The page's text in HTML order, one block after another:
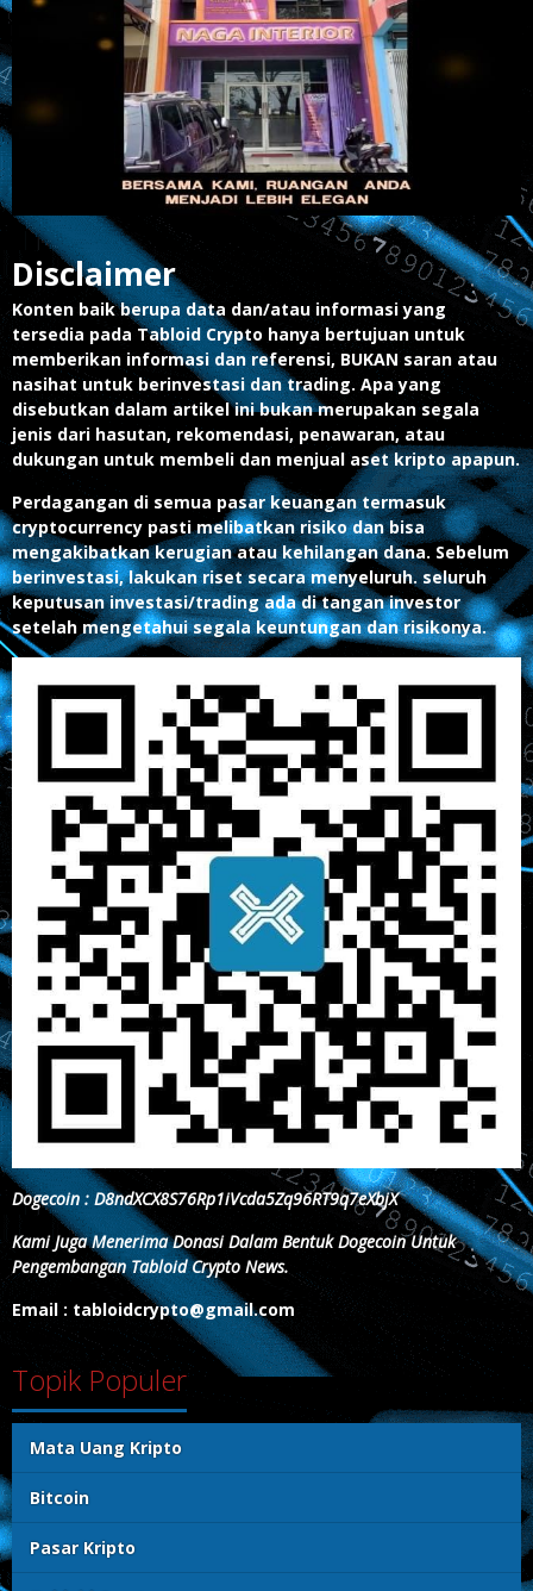
Disclaimer
Konten baik berupa data dan/atau informasi yang
tersedia pada Tabloid Crypto hanya bertujuan untuk
memberikan informasi dan referensi, BUKAN saran atau
nasihat untuk berinvestasi dan trading. Apa yang
disebutkan dalam artikel ini bukan merupakan segala
jenis dari hasutan, rekomendasi, penawaran, atau
dukungan untuk membeli dan menjual aset kripto apapun.
Perdagangan di semua pasar keuangan termasuk
cryptocurrency pasti melibatkan risiko dan bisa
mengakibatkan kerugian atau kehilangan dana. Sebelum
berinvestasi, lakukan riset secara menyeluruh. seluruh
keputusan investasi/trading ada di tangan investor
setelah mengetahui segala keuntungan dan risikonya.
Dogecoin : D8ndXCX8S76Rp1iVcda5Zq96RT9q7eXbjX
Kami Juga Menerima Donasi Dalam Bentuk Dogecoin Untuk
Pengembangan Tabloid Crypto News.
Email : tabloidcrypto@gmail.com
Topik Populer
Mata Uang Kripto
Bitcoin
Pasar Kripto